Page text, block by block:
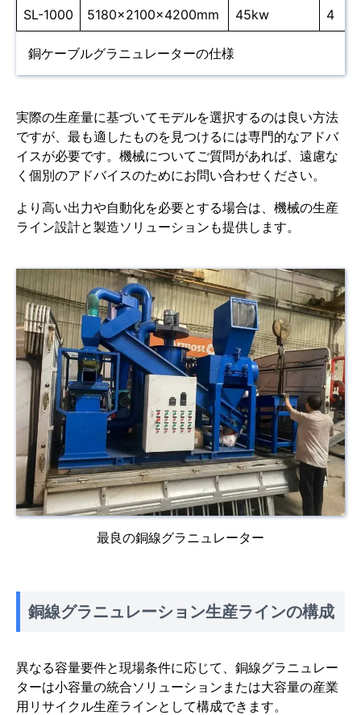
SL-1000 5180×2100×4200mm 45kw 4
銅ケーブルグラニュレーターの仕様
実際の生産量に基づいてモデルを選択するのは良い方法
ですが、最も適したものを見つけるには専門的なアドバ
イスが必要です。機械についてご質問があれば、遠慮な
く個別のアドバイスのためにお問い合わせください。
より高い出力や自動化を必要とする場合は、機械の生産
ライン設計と製造ソリューションも提供します。
最良の銅線グラニュレーター
銅線グラニュレーション生産ラインの構成
異なる容量要件と現場条件に応じて、銅線グラニュレー
ターは小容量の統合ソリューションまたは大容量の産業
用リサイクル生産ラインとして構成できます。